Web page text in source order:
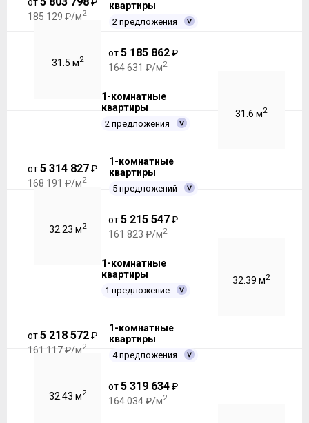
от
₽
185 129 ₽/м2
квартиры
2 предложения
31.5 м2
от5 185 862₽
164 631 ₽/м2
1-комнатные
квартиры
2 предложения
31.6 м2
от5 314 827₽
168 191 ₽/м2
1-комнатные
квартиры
5 предложений
32.23 м2
от5 215 547₽
161 823 ₽/м2
1-комнатные
квартиры
1 предложение
32.39 м2
от5 218 572₽
161 117 ₽/м2
1-комнатные
квартиры
4 предложения
32.43 м2
от5 319 634₽
164 034 ₽/м2